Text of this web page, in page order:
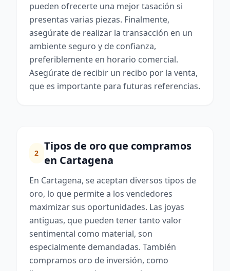
pueden ofrecerte una mejor tasación si
presentas varias piezas. Finalmente,
asegúrate de realizar la transacción en un
ambiente seguro y de confianza,
preferiblemente en horario comercial.
Asegúrate de recibir un recibo por la venta,
que es importante para futuras referencias.
2
Tipos de oro que compramos
en Cartagena
En Cartagena, se aceptan diversos tipos de
oro, lo que permite a los vendedores
maximizar sus oportunidades. Las joyas
antiguas, que pueden tener tanto valor
sentimental como material, son
especialmente demandadas. También
compramos oro de inversión, como